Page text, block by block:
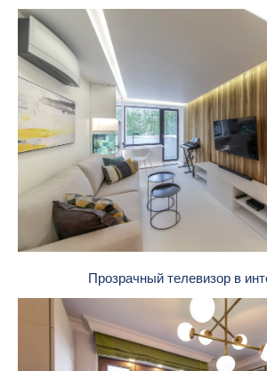
Прозрачный телевизор в